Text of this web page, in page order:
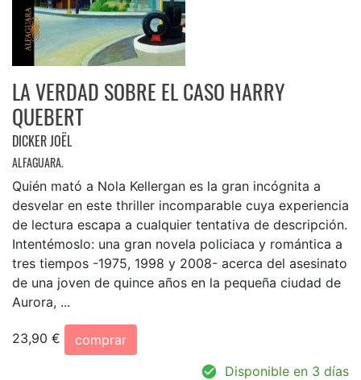
LA VERDAD SOBRE EL CASO HARRY
QUEBERT
DICKER JOËL
ALFAGUARA.
Quién mató a Nola Kellergan es la gran incógnita a
desvelar en este thriller incomparable cuya experiencia
de lectura escapa a cualquier tentativa de descripción.
Intentémoslo: una gran novela policiaca y romántica a
tres tiempos -1975, 1998 y 2008- acerca del asesinato
de una joven de quince años en la pequeña ciudad de
Aurora, ...
23,90 €
comprar
Disponible en 3 días